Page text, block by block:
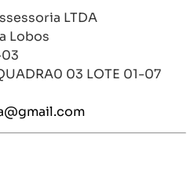
LTDA
Lobos
03 LOTE 01-07